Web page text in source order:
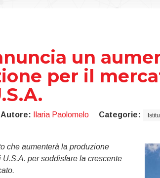
un
per il
Autore: Ilaria Paolomelo Categorie:
che aumenterà la produzione
per soddisfare la crescente